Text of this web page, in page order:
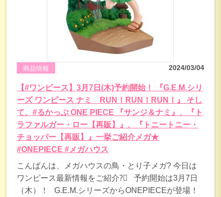
商品情報 2024/03/04
【#ワンピース】3月7日(木)予約開始！ 『G.E.M.シリ
ーズ ワンピース ナミ RUN！RUN！RUN！』 そし
て、#るかっぷ ONE PIECE 『サンジ＆ナミ』、『ト
ラファルガー・ロー【再販】』、『トニートニー・
チョッパー【再販】』一挙ご紹介メガ★
#ONEPIECE #メガハウス
こんばんは、メガハウスの鳥・とり子メガ? 今日は
ワンピース最新情報をご紹介?‍☠ 予約開始は3月7日
（木）！ G.E.M.シリーズからONEPIECEが登場！